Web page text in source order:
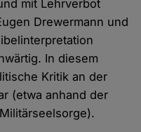
mit Lehrverbot
Drewermann und
In diesem
Kritik an der
(etwa anhand der